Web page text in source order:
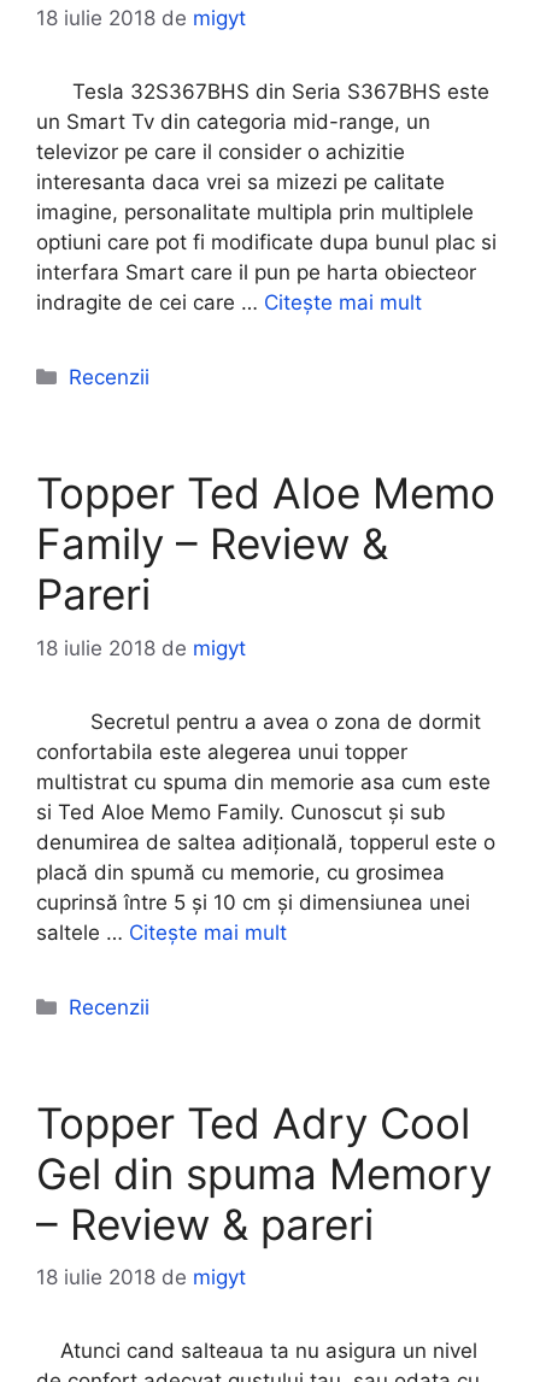
18 iulie 2018 de migyt
Tesla 32S367BHS din Seria S367BHS este
un Smart Tv din categoria mid-range, un
televizor pe care il consider o achizitie
interesanta daca vrei sa mizezi pe calitate
imagine, personalitate multipla prin multiplele
optiuni care pot fi modificate dupa bunul plac si
interfara Smart care il pun pe harta obiecteor
indragite de cei care … Citește mai mult
Categorii
Recenzii
Topper Ted Aloe Memo
Family – Review &
Pareri
18 iulie 2018 de migyt
Secretul pentru a avea o zona de dormit
confortabila este alegerea unui topper
multistrat cu spuma din memorie asa cum este
si Ted Aloe Memo Family. Cunoscut și sub
denumirea de saltea adițională, topperul este o
placă din spumă cu memorie, cu grosimea
cuprinsă între 5 și 10 cm și dimensiunea unei
saltele … Citește mai mult
Categorii
Recenzii
Topper Ted Adry Cool
Gel din spuma Memory
– Review & pareri
18 iulie 2018 de migyt
Atunci cand salteaua ta nu asigura un nivel